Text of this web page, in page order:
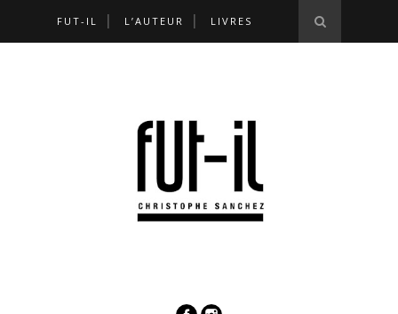
FUT-IL L’AUTEUR LIVRES